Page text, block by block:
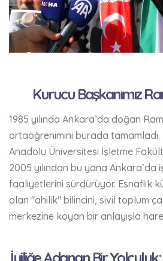
Kurucu Başkanımız
1985 yılında Ankara’da doğan
ortaöğrenimini burada tamamladı.
Anadolu Üniversitesi İşletme
2005 yılından bu yana Ankara’da
faaliyetlerini sürdürüyor. Esnaflık
olan "ahilik" bilincini, sivil toplum
merkezine koyan bir anlayışla
İyiliğe Adanan Bir